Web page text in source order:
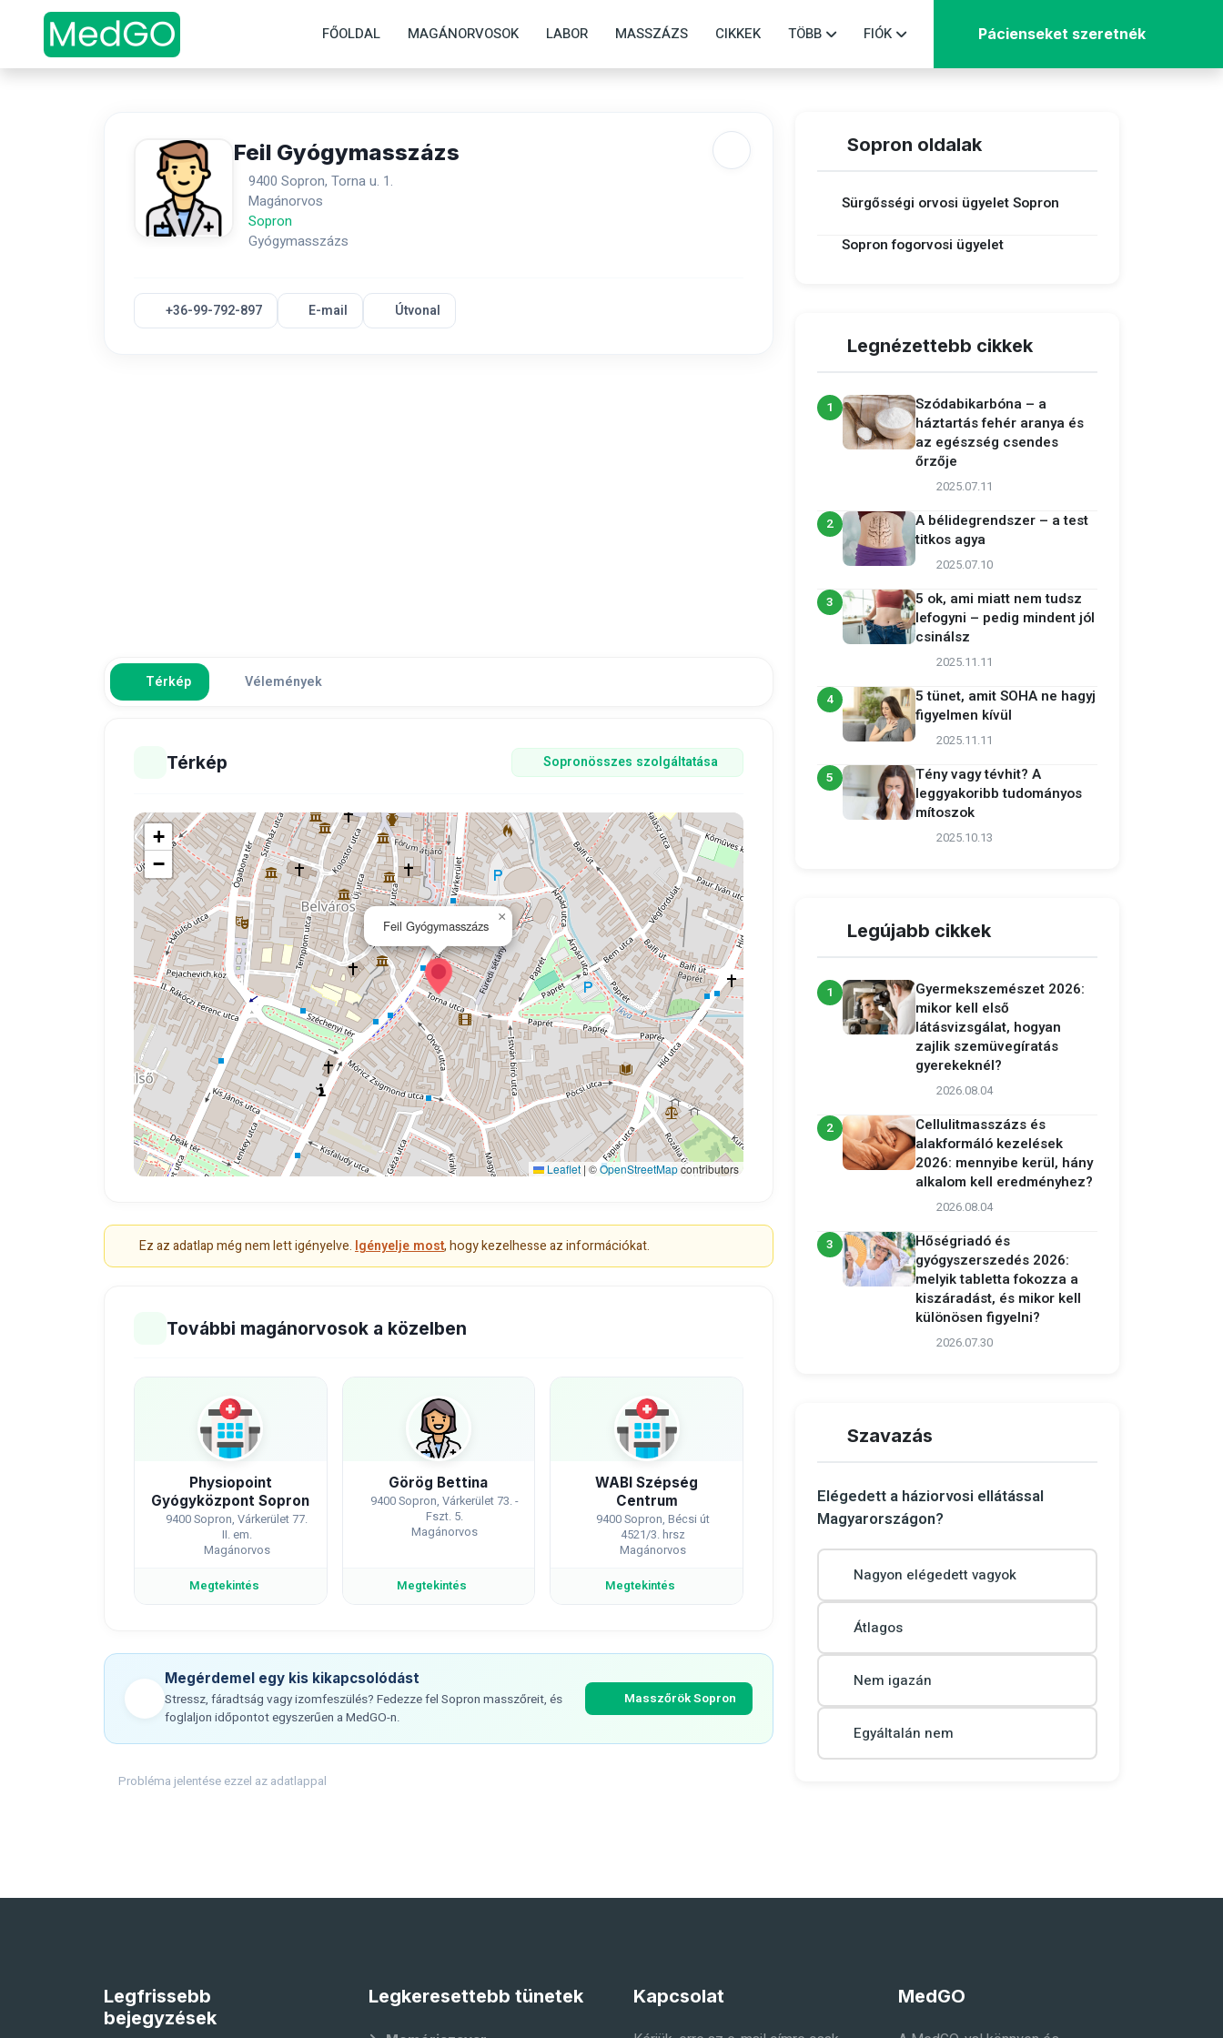
FŐOLDAL MAGÁNORVOSOK LABOR MASSZÁZS CIKKEK TÖBB FIÓK Pácienseket szeretnék
Feil Gyógymasszázs
9400 Sopron, Torna u. 1.
Magánorvos
Sopron
Gyógymasszázs
+36-99-792-897 E-mail Útvonal
Térkép Vélemények
Térkép Sopronösszes szolgáltatása
Feil Gyógymasszázs
×
+
−
Leaflet | ©OpenStreetMapcontributors
Ez az adatlap még nem lett igényelve. Igényelje most, hogy kezelhesse az információkat.
További magánorvosok a közelben
Physiopoint
Gyógyközpont Sopron
9400 Sopron, Várkerület 77.
II. em.
Magánorvos
Megtekintés
Görög Bettina
9400 Sopron, Várkerület 73. -
Fszt. 5.
Magánorvos
Megtekintés
WABI Szépség
Centrum
9400 Sopron, Bécsi út
4521/3. hrsz
Magánorvos
Megtekintés
Megérdemel egy kis kikapcsolódást
Stressz, fáradtság vagy izomfeszülés? Fedezze fel Sopron masszőreit, és
foglaljon időpontot egyszerűen a MedGO-n.
Masszőrök Sopron
Probléma jelentése ezzel az adatlappal
Sopron oldalak
Sürgősségi orvosi ügyelet Sopron
Sopron fogorvosi ügyelet
Legnézettebb cikkek
1
Szódabikarbóna – a
háztartás fehér aranya és
az egészség csendes
őrzője
2025.07.11
2
A bélidegrendszer – a test
titkos agya
2025.07.10
3
5 ok, ami miatt nem tudsz
lefogyni – pedig mindent jól
csinálsz
2025.11.11
4
5 tünet, amit SOHA ne hagyj
figyelmen kívül
2025.11.11
5
Tény vagy tévhit? A
leggyakoribb tudományos
mítoszok
2025.10.13
Legújabb cikkek
1
Gyermekszemészet 2026:
mikor kell első
látásvizsgálat, hogyan
zajlik szemüvegíratás
gyerekeknél?
2026.08.04
2
Cellulitmasszázs és
alakformáló kezelések
2026: mennyibe kerül, hány
alkalom kell eredményhez?
2026.08.04
3
Hőségriadó és
gyógyszerszedés 2026:
melyik tabletta fokozza a
kiszáradást, és mikor kell
különösen figyelni?
2026.07.30
Szavazás
Elégedett a háziorvosi ellátással
Magyarországon?
Nagyon elégedett vagyok
Átlagos
Nem igazán
Egyáltalán nem
Legfrissebb
bejegyzések
Legkeresettebb tünetek
Kapcsolat
MedGO